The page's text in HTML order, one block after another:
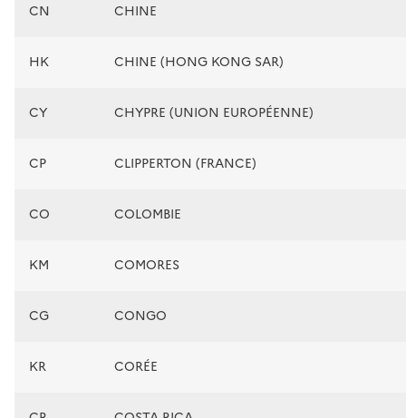
CN CHINE
HK CHINE (HONG KONG SAR)
CY CHYPRE (UNION EUROPÉENNE)
CP CLIPPERTON (FRANCE)
CO COLOMBIE
KM COMORES
CG CONGO
KR CORÉE